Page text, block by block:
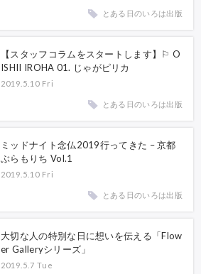
とある日のいろは出版
【スタッフコラムをスタートします】⚐ O
ISHII IROHA 01. じゃがピリカ
2019.5.10 Fri
とある日のいろは出版
ミッドナイト念仏2019行ってきた – 京都
ぶらもりち Vol.1
2019.5.10 Fri
とある日のいろは出版
大切な人の特別な日に想いを伝える「Flow
er Galleryシリーズ」
2019.5.7 Tue